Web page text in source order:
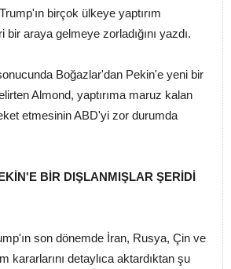
birçok ülkeye yaptırım
araya gelmeye zorladığını yazdı.
Boğazlar'dan Pekin'e yeni bir
Almond, yaptırıma maruz kalan
etmesinin ABD'yi zor durumda
BİR DIŞLANMIŞLAR ŞERİDİ
son dönemde İran, Rusya, Çin ve
kararlarını detaylıca aktardıktan şu